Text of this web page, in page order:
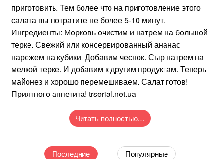
приготовить. Тем более что на приготовление этого
салата вы потратите не более 5-10 минут.
Ингредиенты: Морковь очистим и натрем на большой
терке. Свежий или консервированный ананас
нарежем на кубики. Добавим чеснок. Сыр натрем на
мелкой терке. И добавим к другим продуктам. Теперь
майонез и хорошо перемешиваем. Салат готов!
Приятного аппетита! trserial.net.ua
Читать полностью…
Последние Популярные